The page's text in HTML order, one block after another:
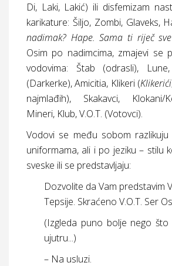
Di, Laki, Lakić) ili disfemizam
karikature: Šiljo, Zombi, Glaveks,
nadimak? Hape. Sama ti riječ
Osim po nadimcima, zmajevi se
vodovima: Štab (odrasli),
(Darkerke), Amicitia, Klikeri (Klikerići
najmlađih), Skakavci, Klokani/
Mineri, Klub, V.O.T. (Votovci).
Vodovi se među sobom
uniformama, ali i po jeziku – stilu
sveske ili se predstavljaju:
Dozvolite da Vam predstavim
Tepsije. Skraćeno V.O.T. Ser
(Izgleda puno bolje nego
ujutru...)
– Na usluzi.